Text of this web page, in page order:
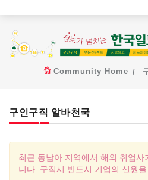
Community Home
구인구직 알바천국
최근 동남아 지역에서 해외 취업
니다. 구직시 반드시 기업의 신원